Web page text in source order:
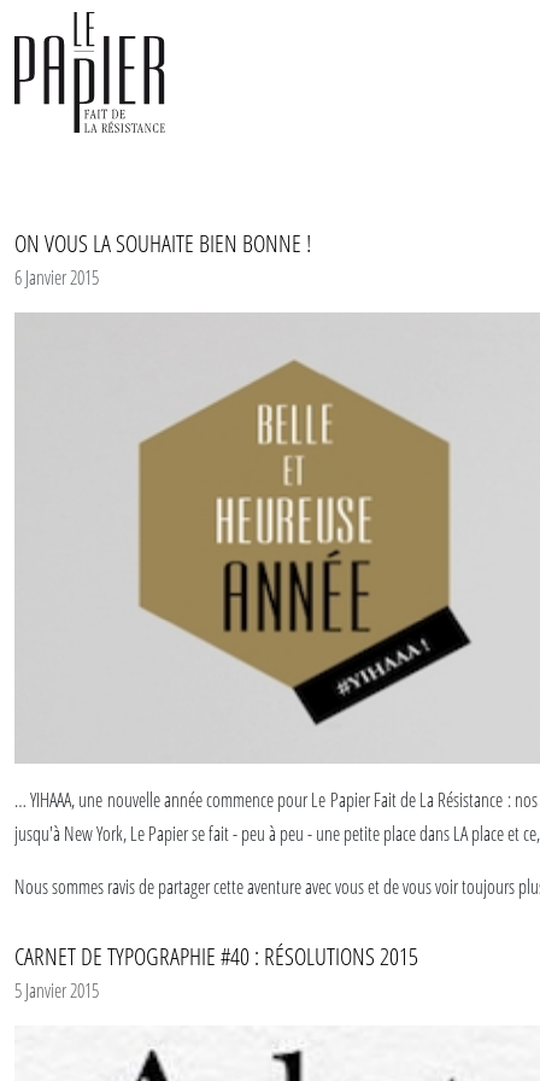
ON VOUS LA SOUHAITE BIEN BONNE !
6 Janvier 2015
… YIHAAA, une nouvelle année commence pour Le Papier Fait de La Résistance : nos
jusqu'à New York, Le Papier se fait - peu à peu - une petite place dans LA place et
Nous sommes ravis de partager cette aventure avec vous et de vous voir toujours
Le Papier continue sa résistance une année de plus et nous en profitons pour
Que cette année soit l'occasion de belles rencontres, de la réalisation de tous vos
CARNET DE TYPOGRAPHIE #40 : RÉSOLUTIONS 2015
5 Janvier 2015
Panneau de gestion des cookies